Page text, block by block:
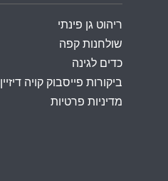
ריהוט גן פינתי
שולחנות קפה
כדים לגינה
ביקורות פייסבוק קויה דיזיין
מדיניות פרטיות